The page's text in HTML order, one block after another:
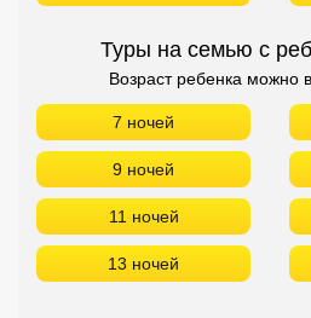
Туры на семью с
Возраст ребенка можно
7 ночей
9 ночей
11 ночей
13 ночей